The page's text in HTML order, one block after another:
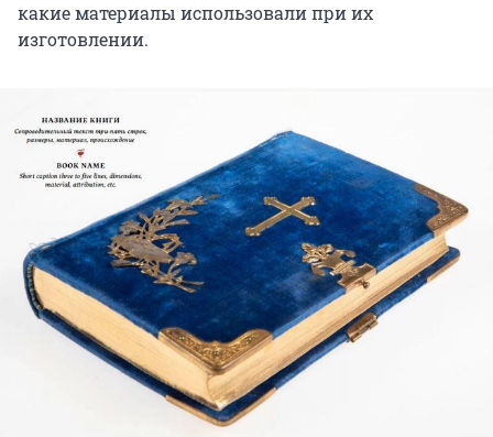
какие материалы использовали при их
изготовлении.